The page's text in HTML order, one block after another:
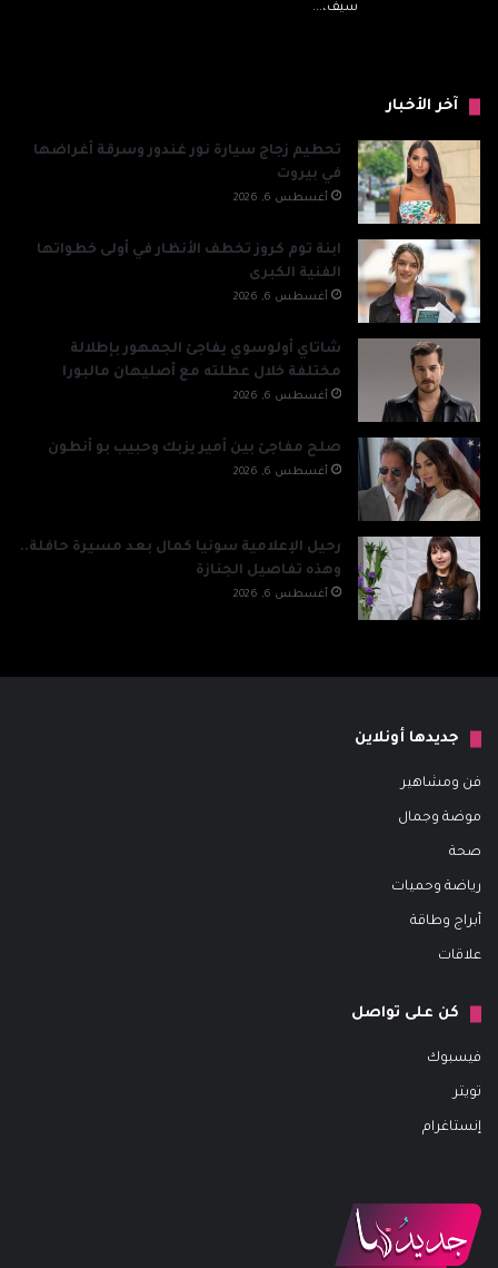
سيف،...
آخر الأخبار
تحطيم زجاج سيارة نور غندور وسرقة أغراضها
في بيروت
أغسطس 6, 2026
ابنة توم كروز تخطف الأنظار في أولى خطواتها
الفنية الكبرى
أغسطس 6, 2026
شاتاي أولوسوي يفاجئ الجمهور بإطلالة
مختلفة خلال عطلته مع أصليهان مالبورا
أغسطس 6, 2026
صلح مفاجئ بين أمير يزبك وحبيب بو أنطون
أغسطس 6, 2026
رحيل الإعلامية سونيا كمال بعد مسيرة حافلة..
وهذه تفاصيل الجنازة
أغسطس 6, 2026
جديدها أونلاين
فن ومشاهير
موضة وجمال
صحة
رياضة وحميات
أبراج وطاقة
علاقات
كن على تواصل
فيسبوك
تويتر
إنستاغرام